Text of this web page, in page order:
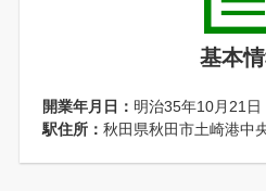
基本
開業年月日： 明治35年10月21日
駅住所： 秋田県秋田市土崎港中